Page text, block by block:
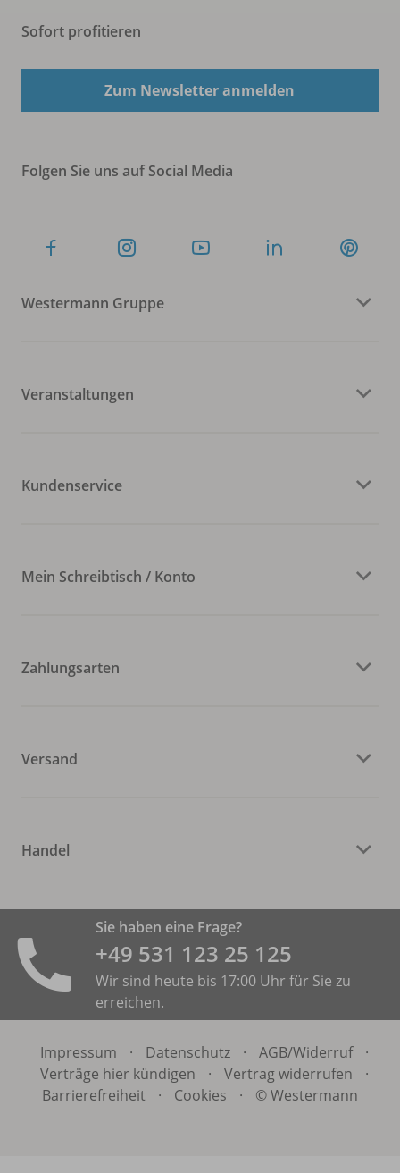
Sofort profitieren
Zum Newsletter anmelden
Folgen Sie uns auf Social Media
Westermann Gruppe
Veranstaltungen
Kundenservice
Mein Schreibtisch / Konto
Zahlungsarten
Versand
Handel
Sie haben eine Frage?
+49 531 ­123 25 125
Wir sind heute bis 17:00 Uhr für Sie zu
erreichen.
Impressum · Datenschutz · AGB/Widerruf
·
Verträge hier kündigen
· Vertrag widerrufen
·
Barrierefreiheit
· Cookies · © Westermann